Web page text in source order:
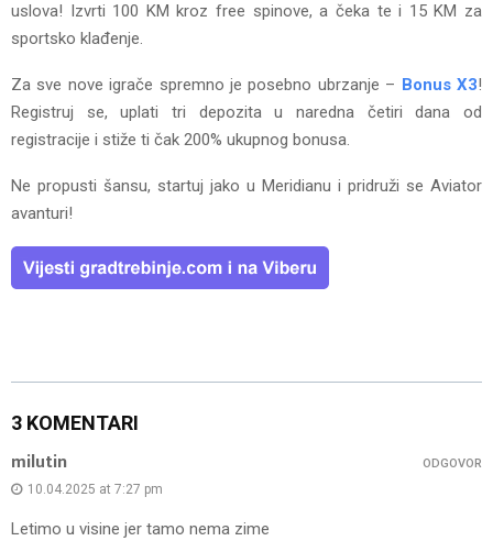
uslova! Izvrti 100 KM kroz free spinove, a čeka te i 15 KM za
sportsko klađenje.
Za sve nove igrače spremno je posebno ubrzanje – Bonus X3!
Registruj se, uplati tri depozita u naredna četiri dana od
registracije i stiže ti čak 200% ukupnog bonusa.
Ne propusti šansu, startuj jako u Meridianu i pridruži se Aviator
avanturi!
3 KOMENTARI
milutin
10.04.2025 at 7:27 pm
Letimo u visine jer tamo nema zime
ODGOVOR